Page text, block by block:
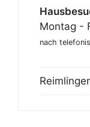
Montag -
nach